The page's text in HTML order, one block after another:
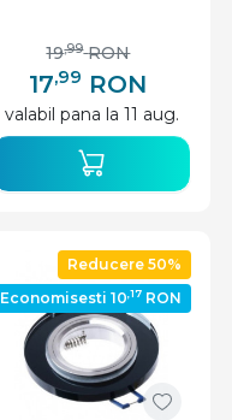
17,99 RON
19,99 RON
valabil pana la 11 aug.
Reducere 50%
Economisesti 10,17 RON